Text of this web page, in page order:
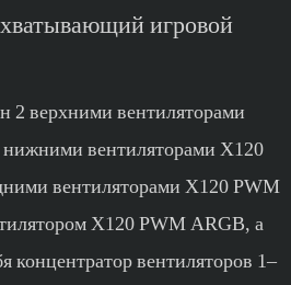
игровой
2 верхними вентиляторами
вентиляторами X120
вентиляторами X120 PWM
X120 PWM ARGB, а
концентратор вентиляторов 1–